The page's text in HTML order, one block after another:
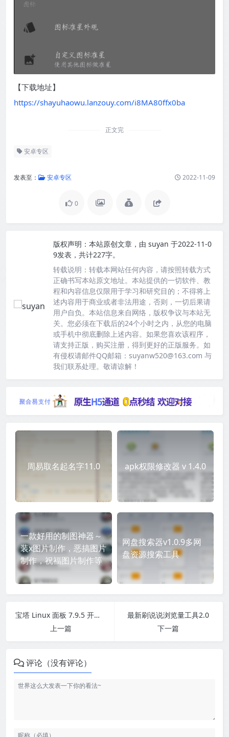
【下载地址】
https://shayuhaowu.lanzouy.com/i8MA80ffx0ba
正文完
安卓专区
发表至： 安卓专区 2022-11-09
0
版权声明： 本站原创文章，由 suyan 于2022-11-0
9发表，共计227字。
转载说明： 转载本网站任何内容，请按照转载方式
正确书写本站原文地址。本站提供的一切软件、教
程和内容信息仅限用于学习和研究目的；不得将上
述内容用于商业或者非法用途，否则，一切后果请
用户自负。本站信息来自网络，版权争议与本站无
关。您必须在下载后的24个小时之内，从您的电脑
或手机中彻底删除上述内容。如果您喜欢该程序，
请支持正版，购买注册，得到更好的正版服务。如
有侵权请邮件QQ邮箱：suyanw520@163.com 与
我们联系处理。敬请谅解！
周易取名起名字11.0 apk权限修改器 v 1.4.0
一款好用的制图神器～
装x图片制作，恶搞图片
制作，祝福图片制作等
网盘搜索器v1.0.9多网
盘资源搜索工具
宝塔 Linux 面板 7.9.5 开心版【万圣节快乐！】
上一篇
最新刷说说浏览量工具2.0
下一篇
评论（没有评论）